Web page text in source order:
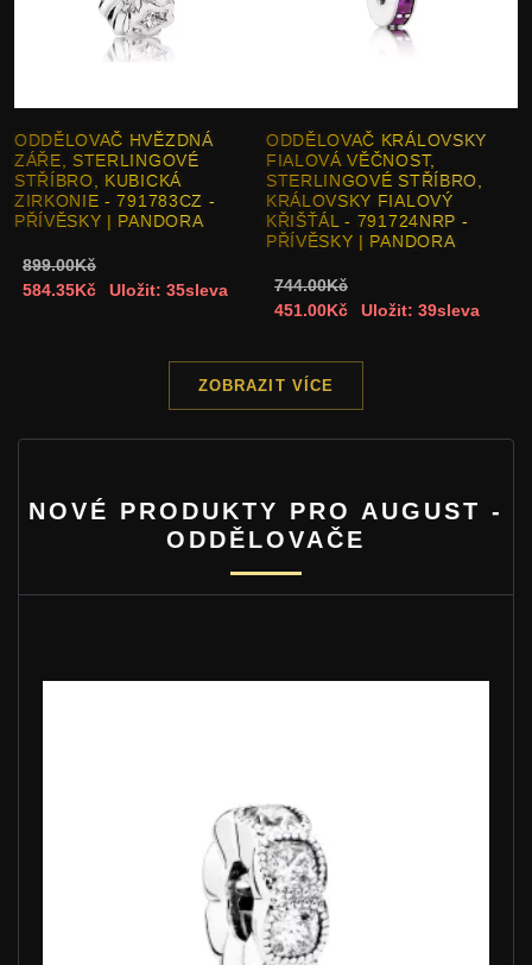
ODDĚLOVAČ HVĚZDNÁ
ZÁŘE, STERLINGOVÉ
STŘÍBRO, KUBICKÁ
ZIRKONIE - 791783CZ -
PŘÍVĚSKY | PANDORA
899.00Kč
584.35Kč
Uložit: 35sleva
ODDĚLOVAČ KRÁLOVSKY
FIALOVÁ VĚČNOST,
STERLINGOVÉ STŘÍBRO,
KRÁLOVSKY FIALOVÝ
KŘIŠŤÁL - 791724NRP -
PŘÍVĚSKY | PANDORA
744.00Kč
451.00Kč
Uložit: 39sleva
ZOBRAZIT VÍCE
NOVÉ PRODUKTY PRO AUGUST -
ODDĚLOVAČE